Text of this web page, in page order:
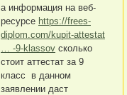
а информация на веб-
ресурсе https://frees-
diplom.com/kupit-attestat
… -9-klassov сколько
стоит аттестат за 9
класс в данном
заявлении даст